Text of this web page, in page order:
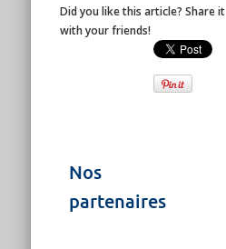
Did you like this article? Share it
with your friends!
Nos
partenaires